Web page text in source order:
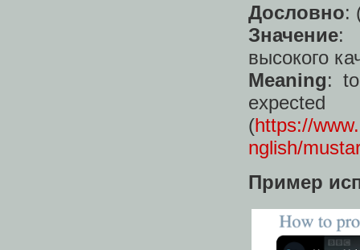
Дословно:
Значение:
высокого
Meaning:
(https://
nglish/
Пример